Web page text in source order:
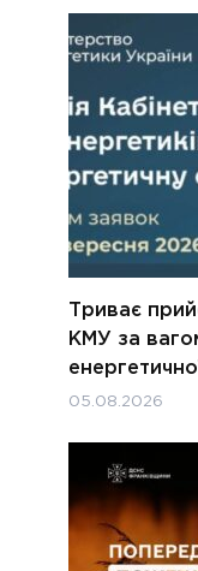
Триває
КМУ за
05.08.2026